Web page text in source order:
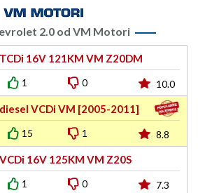
2.0 od VM Motori
16V 121KM VM Z20DM
1 0 10.0
VCDi VM [2005-2011]
15 1 8.8
16V 125KM VM Z20S
1 0 7.3